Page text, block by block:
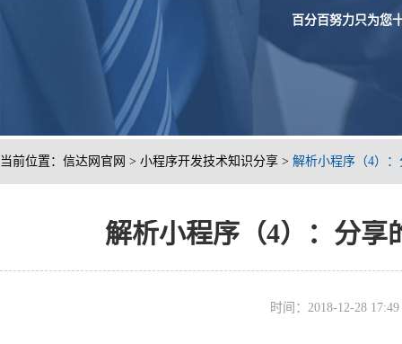
百分百努力只为您
当前位置： 信达网官网 > 小程序开发技术知识分享 > 解析小程序（4）
解析小程序（4）：分享
时间：2018-12-28